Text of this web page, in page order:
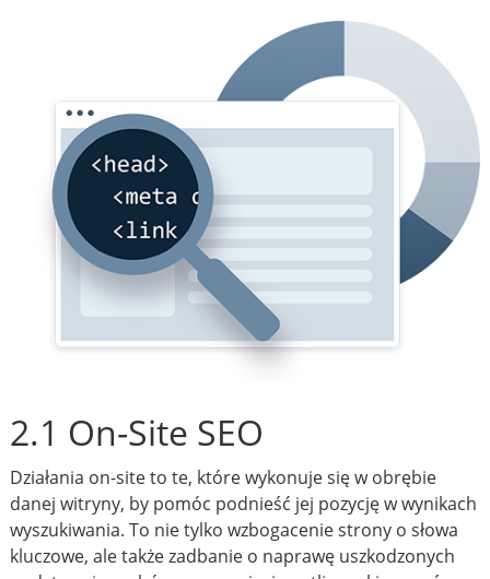
2.1 On-Site SEO
Działania on-site to te, które wykonuje się w obrębie
danej witryny, by pomóc podnieść jej pozycję w wynikach
wyszukiwania. To nie tylko wzbogacenie strony o słowa
kluczowe, ale także zadbanie o naprawę uszkodzonych